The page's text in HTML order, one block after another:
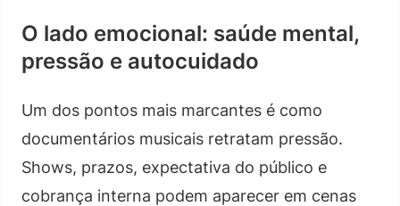
O lado emocional: saúde mental,
pressão e autocuidado
Um dos pontos mais marcantes é como
documentários musicais retratam pressão.
Shows, prazos, expectativa do público e
cobrança interna podem aparecer em cenas